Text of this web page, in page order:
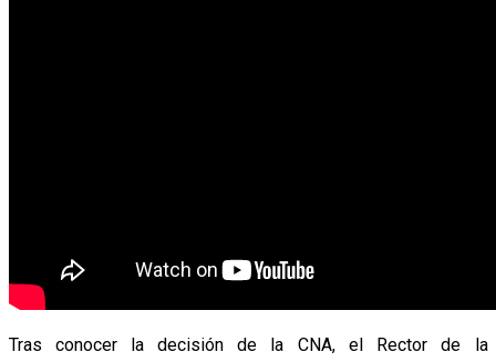
Tras conocer la decisión de la CNA, el Rector de la